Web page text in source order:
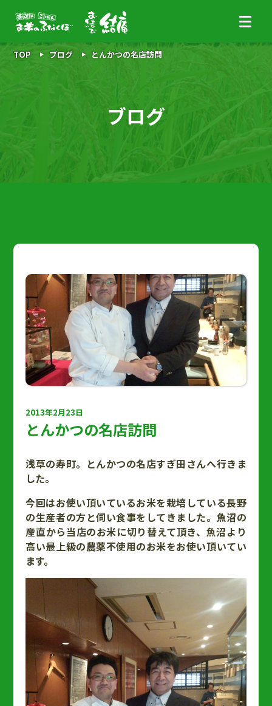
ブログ
TOP ブログ とんかつの名店訪問
2013年2月23日
とんかつの名店訪問
浅草の寿町。とんかつの名店すぎ田さんへ行きま
した。
今回はお使い頂いているお米を栽培している長野
の生産者の方と伺い食事をしてきました。魚沼の
産直から当店のお米に切り替えて頂き、魚沼より
高い最上級の農薬不使用のお米をお使い頂いてい
ます。